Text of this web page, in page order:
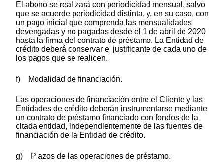
El abono se realizará con periodicidad mensual, salvo
que se acuerde periodicidad distinta, y, en su caso, con
un pago inicial que comprenda las mensualidades
devengadas y no pagadas desde el 1 de abril de 2020
hasta la firma del contrato de préstamo. La Entidad de
crédito deberá conservar el justificante de cada uno de
los pagos que se realicen.
f) Modalidad de financiación.
Las operaciones de financiación entre el Cliente y las
Entidades de crédito deberán instrumentarse mediante
un contrato de préstamo financiado con fondos de la
citada entidad, independientemente de las fuentes de
financiación de la Entidad de crédito.
g) Plazos de las operaciones de préstamo.